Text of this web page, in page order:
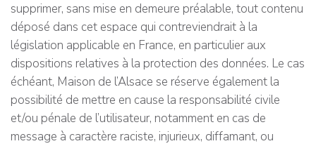
supprimer, sans mise en demeure préalable, tout contenu
déposé dans cet espace qui contreviendrait à la
législation applicable en France, en particulier aux
dispositions relatives à la protection des données. Le cas
échéant, Maison de l’Alsace se réserve également la
possibilité de mettre en cause la responsabilité civile
et/ou pénale de l’utilisateur, notamment en cas de
message à caractère raciste, injurieux, diffamant, ou